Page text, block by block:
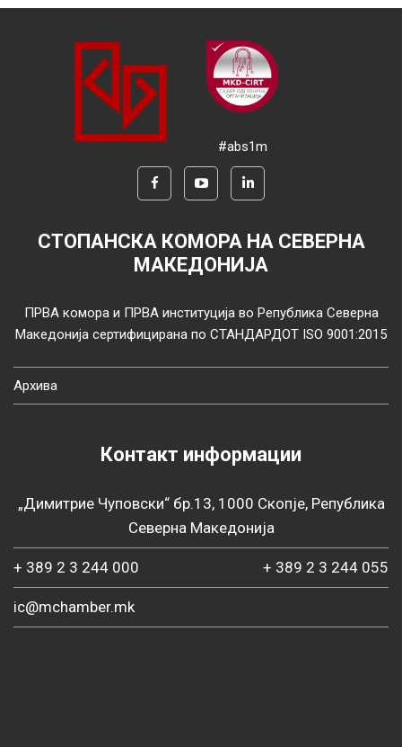
#abs1m
СТОПАНСКА КОМОРА НА СЕВЕРНА
МАКЕДОНИЈА
ПРВА комора и ПРВА институција во Република Северна
Македонија сертифицирана по СТАНДАРДОТ ISO 9001:2015
Архива
Контакт информации
„Димитрие Чуповски“ бр.13, 1000 Скопје, Република
Северна Македонија
+ 389 2 3 244 000 + 389 2 3 244 055
ic@mchamber.mk